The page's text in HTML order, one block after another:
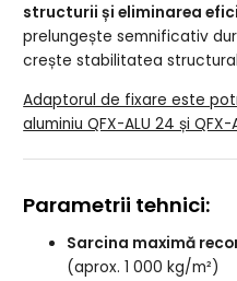
structurii și eliminarea
prelungește semnificativ
crește stabilitatea
Adaptorul de fixare este
aluminiu QFX-ALU 24 și QFX-
Parametrii tehnici:
Sarcina maximă
(aprox. 1 000 kg/m²)